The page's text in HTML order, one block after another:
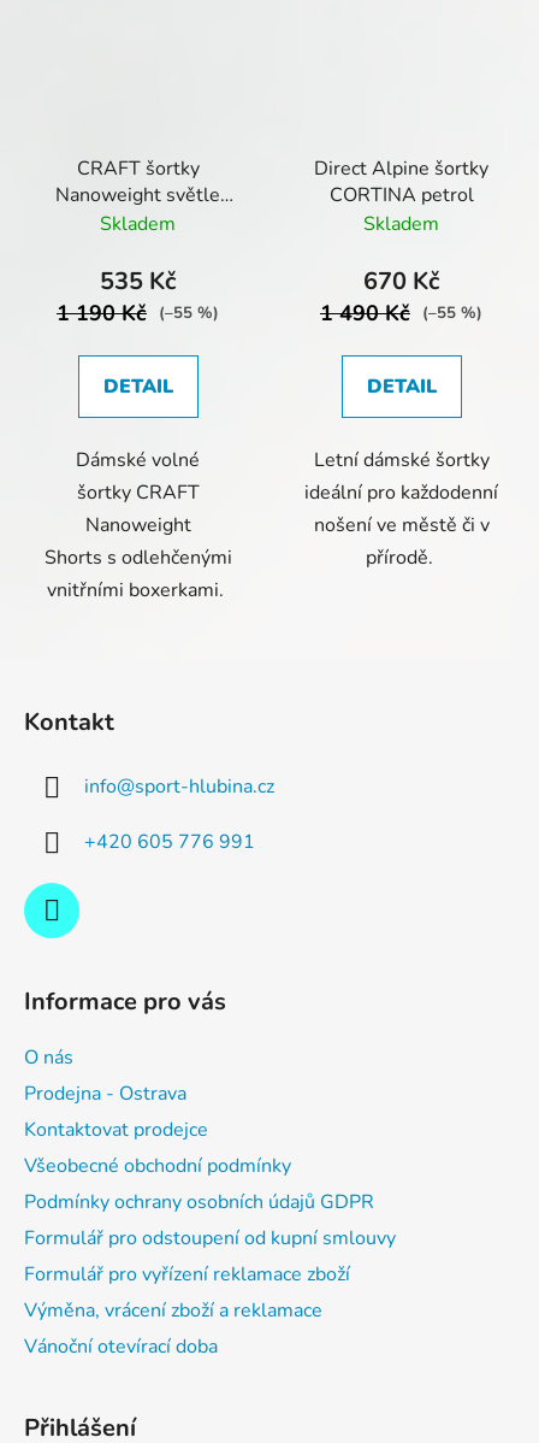
CRAFT šortky
Nanoweight světle
zelené
Skladem
535 Kč
1 190 Kč (–55 %)
DETAIL
Dámské volné
šortky CRAFT
Nanoweight
Shorts s odlehčenými
vnitřními boxerkami.
Direct Alpine šortky
CORTINA petrol
Skladem
670 Kč
1 490 Kč (–55 %)
DETAIL
Letní dámské šortky
ideální pro každodenní
nošení ve městě či v
přírodě.
Kontakt
info@sport-hlubina.cz
+420 605 776 991
Informace pro vás
O nás
Prodejna - Ostrava
Kontaktovat prodejce
Všeobecné obchodní podmínky
Podmínky ochrany osobních údajů GDPR
Formulář pro odstoupení od kupní smlouvy
Formulář pro vyřízení reklamace zboží
Výměna, vrácení zboží a reklamace
Vánoční otevírací doba
Přihlášení